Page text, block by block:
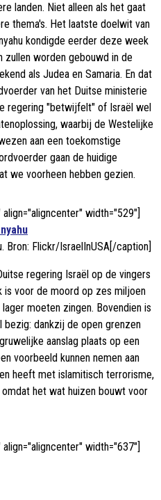
landen. Niet alleen als het gaat
thema's. Het laatste doelwit van
kondigde eerder deze week
zullen worden gebouwd in de
als Judea en Samaria. En dat
van het Duitse ministerie
regering "betwijfelt" of Israël wel
waarbij de Westelijke
aan een toekomstige
gaan de huidige
we voorheen hebben gezien.
width="529"]
Bron: Flickr/IsraelInUSA[/caption]
regering Israël op de vingers
is voor de moord op zes miljoen
moeten zingen. Bovendien is
dankzij de open grenzen
aanslag plaats op een
voorbeeld kunnen nemen aan
heeft met islamitisch terrorisme,
het wat huizen bouwt voor
width="637"]